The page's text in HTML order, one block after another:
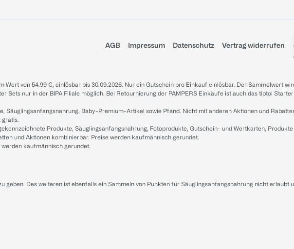
AGB Impressum Datenschutz Vertrag widerrufen
von 54.99 €, einlösbar bis 30.09.2026. Nur ein Gutschein pro Einkauf einlösbar. Der Sammelwert
Sets nur in der BIPA Filiale möglich. Bei Retournierung der PAMPERS Einkäufe ist auch das tiptoi
Säuglingsanfangsnahrung, Baby-Premium-Artikel sowie Pfand. Nicht mit anderen Aktionen und
gratis.
Produkte, Säuglingsanfangsnahrung, Fotoprodukte, Gutschein- und Wertkarten,
und Aktionen kombinierbar. Preise werden kaufmännisch gerundet.
kaufmännisch gerundet.
Des weiteren ist ebenfalls ein Sammeln von Punkten für Säuglingsanfangsnahrung nicht erlaubt